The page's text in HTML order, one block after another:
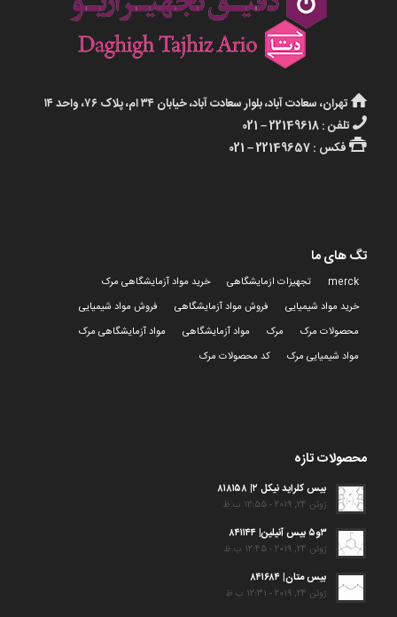
تهران، سعادت آباد، بلوار سعادت آباد، خیابان ۳۴ ام، پلاک ۷۶، واحد ۱۴
تلفن : 22149618 – 021
فکس : 22149657 – 021
تگ های ما
merck تجهیزات ازمایشگاهی
خرید مواد آزمایشگاهی مرک
خرید مواد شیمیایی
فروش مواد آزمایشگاهی
فروش مواد شیمیایی
محصولات مرک
مرک مواد آزمایشگاهی
مواد آزمایشگاهی مرک
مواد شیمیایی مرک
کد محصولات مرک
محصولات تازه
بیس کلراید نیکل ۲| ۸۱۸۱۵۸
ژوئن 24, 2019 - 12:55 ب.ظ
۳و۵ بیس آنیلین| ۸۴۱۱۴۴
ژوئن 24, 2019 - 12:45 ب.ظ
بیس متان| ۸۴۱۶۸۴
ژوئن 24, 2019 - 12:31 ب.ظ